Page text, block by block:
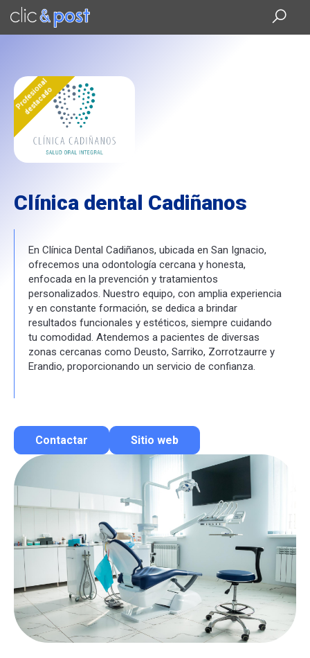
Saltar
contenido
Profesional
destacado
Clínica dental Cadiñanos
En Clínica Dental Cadiñanos, ubicada en San Ignacio,
ofrecemos una odontología cercana y honesta,
enfocada en la prevención y tratamientos
personalizados. Nuestro equipo, con amplia experiencia
y en constante formación, se dedica a brindar
resultados funcionales y estéticos, siempre cuidando
tu comodidad. Atendemos a pacientes de diversas
zonas cercanas como Deusto, Sarriko, Zorrotzaurre y
Erandio, proporcionando un servicio de confianza.
Contactar
Llamar por teléfono
Contactar por Whatsapp
Sitio web